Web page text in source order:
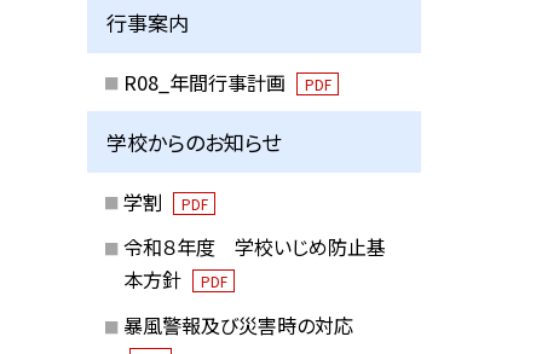
行事案内
R08_年間行事計画 PDF
学校からのお知らせ
学割 PDF
令和８年度 学校いじめ防止基
本方針
PDF
暴風警報及び災害時の対応